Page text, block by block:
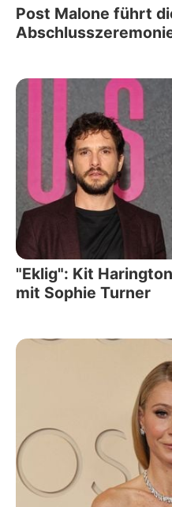
Post Malone führt
"Eklig": Kit
mit Sophie Turner